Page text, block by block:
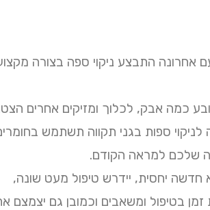
אחרונה התבצע ניקוי ספה בצורה
כמה אבק, לכלוך ומזיקים אחרים
ספות בגני תקווה תשתמש
שלכם למראה הקודם.
יחסית, יידרש טיפול מעט שונה,
בטיפול ומשאבים וכמובן גם יצמצם